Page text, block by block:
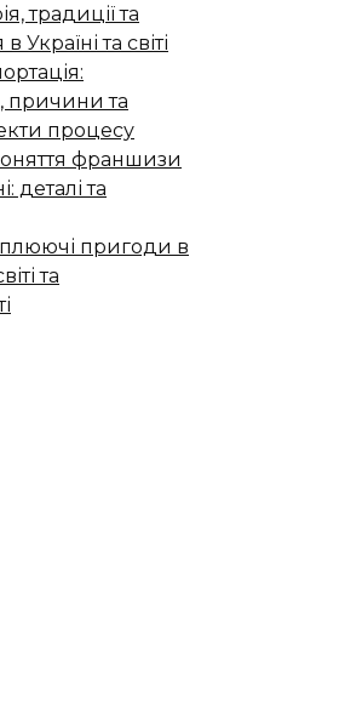
традиції та
Україні та світі
причини та
процесу
франшизи
деталі та
пригоди в
та